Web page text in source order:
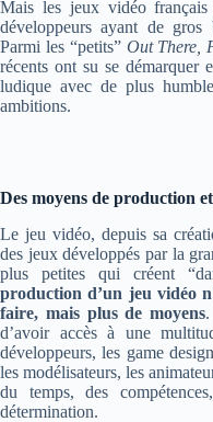
Mais les jeux vidéo
développeurs ayant de gros
Parmi les “petits” Out There,
récents ont su se démarquer
ludique avec de plus
ambitions.
Des moyens de production
Le jeu vidéo, depuis sa
des jeux développés par la
plus petites qui créent
production d’un jeu vidéo
faire, mais plus de moyens
d’avoir accès à une
développeurs, les game
les modélisateurs, les
du temps, des
détermination.